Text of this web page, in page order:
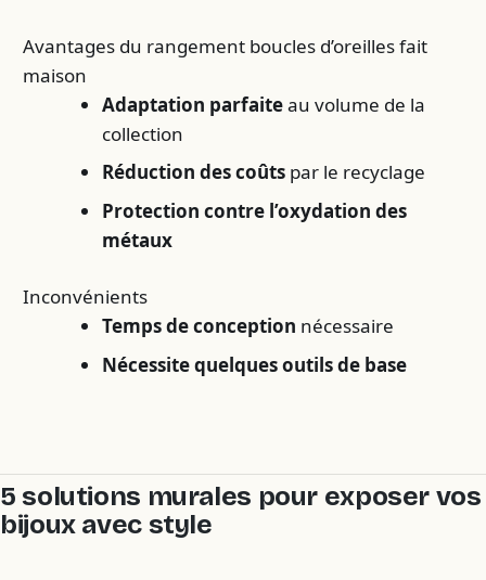
Avantages du rangement boucles d’oreilles fait
maison
Adaptation parfaiteau volume de la
collection
Réduction des coûts par le recyclage
Protection contre l’oxydation des
métaux
Inconvénients
Temps de conception nécessaire
Nécessite quelques outils de base
5 solutions murales pour exposer vos
bijoux avec style